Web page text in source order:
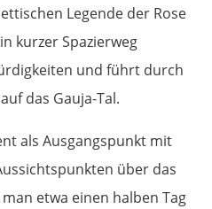
Legende der Rose
kurzer Spazierweg
und führt durch
das Gauja-Tal.
als Ausgangspunkt mit
über das
etwa einen halben Tag